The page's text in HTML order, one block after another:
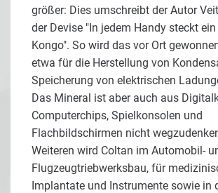
größer: Dies umschreibt der Autor
der Devise "In jedem Handy steckt
Kongo". So wird das vor Ort
etwa für die Herstellung von
Speicherung von elektrischen
Das Mineral ist aber auch aus
Computerchips, Spielkonsolen und
Flachbildschirmen nicht
Weiteren wird Coltan im Automobil-
Flugzeugtriebwerksbau, für
Implantate und Instrumente sowie in